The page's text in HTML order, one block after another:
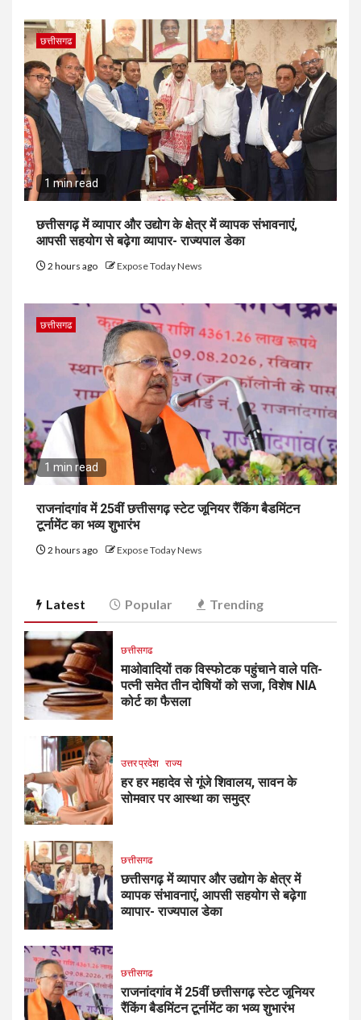
छत्तीसगढ
1 min read
छत्तीसगढ़ में व्यापार और उद्योग के क्षेत्र में व्यापक संभावनाएं,
आपसी सहयोग से बढ़ेगा व्यापार- राज्यपाल डेका
2 hours ago Expose Today News
छत्तीसगढ
1 min read
राजनांदगांव में 25वीं छत्तीसगढ़ स्टेट जूनियर रैंकिंग बैडमिंटन
टूर्नामेंट का भव्य शुभारंभ
2 hours ago Expose Today News
Latest Popular Trending
छत्तीसगढ
माओवादियों तक विस्फोटक पहुंचाने वाले पति-
पत्नी समेत तीन दोषियों को सजा, विशेष NIA
कोर्ट का फैसला
उत्तर प्रदेश राज्य
हर हर महादेव से गूंजे शिवालय, सावन के
सोमवार पर आस्था का समुद्र
छत्तीसगढ
छत्तीसगढ़ में व्यापार और उद्योग के क्षेत्र में
व्यापक संभावनाएं, आपसी सहयोग से बढ़ेगा
व्यापार- राज्यपाल डेका
छत्तीसगढ
राजनांदगांव में 25वीं छत्तीसगढ़ स्टेट जूनियर
रैंकिंग बैडमिंटन टूर्नामेंट का भव्य शुभारंभ